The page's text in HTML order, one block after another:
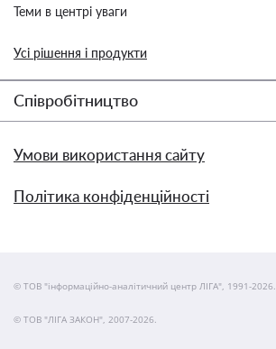
Теми в центрі уваги
Усі рішення і продукти
Співробітництво
Умови використання сайту
Політика конфіденційності
© ТОВ "інформаційно-аналітичний центр ЛІГА", 1991-2026.
© ТОВ "ЛІГА ЗАКОН", 2007-2026.